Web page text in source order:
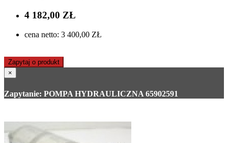
4 182,00 ZŁ
cena netto: 3 400,00 ZŁ
Zapytaj o produkt
×
Zapytanie: POMPA HYDRAULICZNA 65902591